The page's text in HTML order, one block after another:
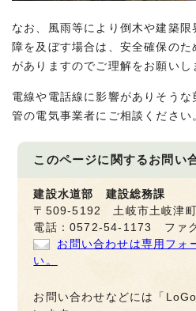
なお、風雨等により倒木や建築
障を及ぼす場合は、安全確保のた
がありますのでご理解をお願いし
電線や電話線に影響がありそう
管の電気事業者にご相談ください
このページに関するお問い
建設水道部 建設総務課
〒509-5192 土岐市土岐津町
電話：0572-54-1173 ファ
お問い合わせは専用フォ
い。
お問い合わせなどには「